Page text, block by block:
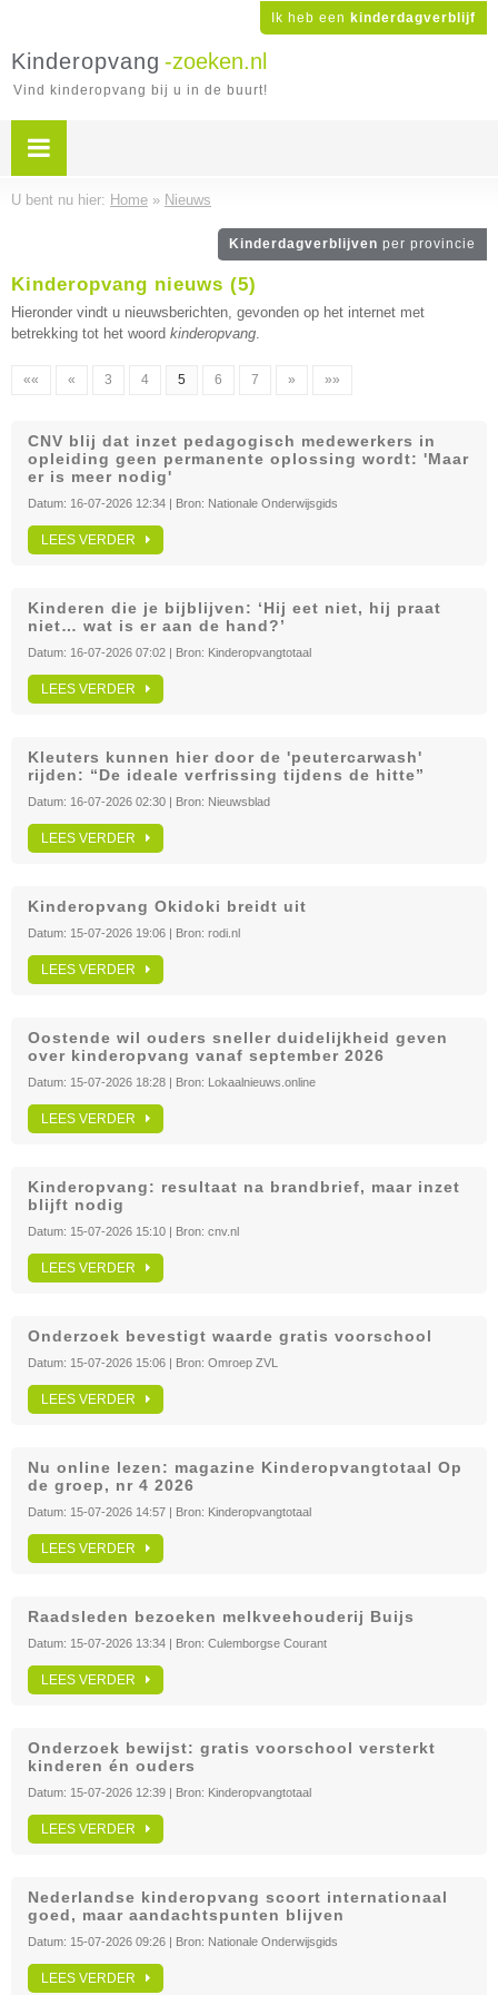
Ik heb een kinderdagverblijf
Kinderopvang -zoeken.nl
Vind kinderopvang bij u in de buurt!
U bent nu hier: Home » Nieuws
Kinderdagverblijven per provincie
Kinderopvang nieuws (5)
Hieronder vindt u nieuwsberichten, gevonden op het internet met
betrekking tot het woord kinderopvang.
«« « 3 4 5 6 7 » »»
CNV blij dat inzet pedagogisch medewerkers in
opleiding geen permanente oplossing wordt: 'Maar
er is meer nodig'
Datum: 16-07-2026 12:34 | Bron: Nationale Onderwijsgids
LEES VERDER
Kinderen die je bijblijven: ‘Hij eet niet, hij praat
niet… wat is er aan de hand?’
Datum: 16-07-2026 07:02 | Bron: Kinderopvangtotaal
LEES VERDER
Kleuters kunnen hier door de 'peutercarwash'
rijden: “De ideale verfrissing tijdens de hitte”
Datum: 16-07-2026 02:30 | Bron: Nieuwsblad
LEES VERDER
Kinderopvang Okidoki breidt uit
Datum: 15-07-2026 19:06 | Bron: rodi.nl
LEES VERDER
Oostende wil ouders sneller duidelijkheid geven
over kinderopvang vanaf september 2026
Datum: 15-07-2026 18:28 | Bron: Lokaalnieuws.online
LEES VERDER
Kinderopvang: resultaat na brandbrief, maar inzet
blijft nodig
Datum: 15-07-2026 15:10 | Bron: cnv.nl
LEES VERDER
Onderzoek bevestigt waarde gratis voorschool
Datum: 15-07-2026 15:06 | Bron: Omroep ZVL
LEES VERDER
Nu online lezen: magazine Kinderopvangtotaal Op
de groep, nr 4 2026
Datum: 15-07-2026 14:57 | Bron: Kinderopvangtotaal
LEES VERDER
Raadsleden bezoeken melkveehouderij Buijs
Datum: 15-07-2026 13:34 | Bron: Culemborgse Courant
LEES VERDER
Onderzoek bewijst: gratis voorschool versterkt
kinderen én ouders
Datum: 15-07-2026 12:39 | Bron: Kinderopvangtotaal
LEES VERDER
Nederlandse kinderopvang scoort internationaal
goed, maar aandachtspunten blijven
Datum: 15-07-2026 09:26 | Bron: Nationale Onderwijsgids
LEES VERDER